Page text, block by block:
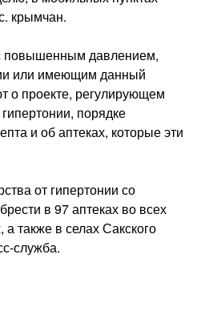
крымчан.
повышенным давлением,
или имеющим данный
о проекте, регулирующем
порядке
и об аптеках, которые эти
от гипертонии со
в 97 аптеках во всех
а также в селах Сакского
служба.